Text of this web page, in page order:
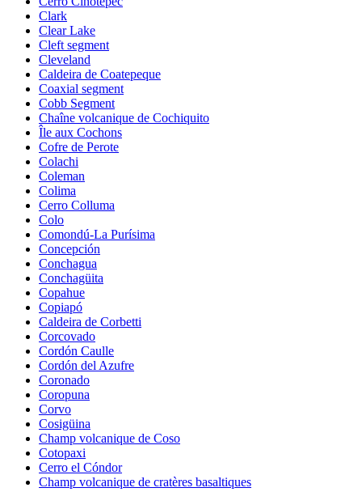
Clark
Clear Lake
Cleft segment
Cleveland
Caldeira de Coatepeque
Coaxial segment
Cobb Segment
Chaîne volcanique de Cochiquito
Île aux Cochons
Cofre de Perote
Colachi
Coleman
Colima
Cerro Colluma
Colo
Comondú-La Purísima
Concepción
Conchagua
Conchagüita
Copahue
Copiapó
Caldeira de Corbetti
Corcovado
Cordón Caulle
Cordón del Azufre
Coronado
Coropuna
Corvo
Cosigüina
Champ volcanique de Coso
Cotopaxi
Cerro el Cóndor
Champ volcanique de cratères basaltiques